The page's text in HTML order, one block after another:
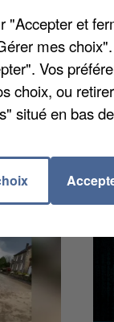
Paranthoën,
"Accepter et
mes
Vos
choix, ou
situé en bas